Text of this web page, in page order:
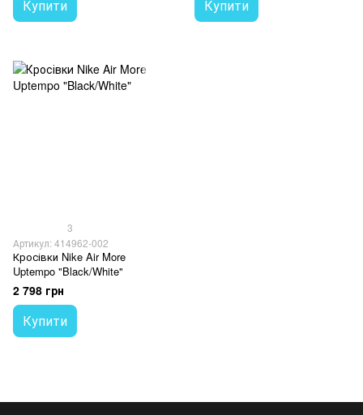
Купити Купити
3
Артикул: 414962-002
Кросівки Nike Air More
Uptempo "Black/White"
2 798 грн
Купити